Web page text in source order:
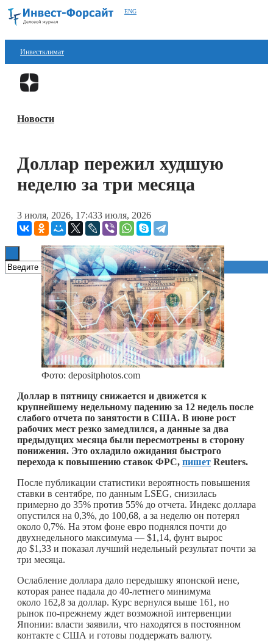
ENG
Инвестклимат
Финансы
Блокчейн
Технологии
Книги
Новости
Доллар пережил худшую
неделю за три месяца
3 июля, 2026, 17:433 июля, 2026
Фото: depositphotos.com
Доллар в пятницу снижается и движется к
крупнейшему недельному падению за 12 недель после
слабого отчета по занятости в США. В июне рост
рабочих мест резко замедлился, а данные за два
предыдущих месяца были пересмотрены в сторону
понижения. Это охладило ожидания быстрого
перехода к повышению ставок ФРС, пишет Reuters.
После публикации статистики вероятность повышения
ставки в сентябре, по данным LSEG, снизилась
примерно до 35% против 55% до отчета. Индекс доллара
опустился на 0,3%, до 100,68, а за неделю он потерял
около 0,7%. На этом фоне евро поднялся почти до
двухнедельного максимума — $1,14, фунт вырос
до $1,33 и показал лучший недельный результат почти за
три месяца.
Ослабление доллара дало передышку японской иене,
которая ранее падала до 40-летнего минимума
около 162,8 за доллар. Курс вернулся выше 161, но
рынок по-прежнему ждет возможной интервенции
Японии: власти заявили, что находятся в постоянном
контакте с США и готовы поддержать валюту.